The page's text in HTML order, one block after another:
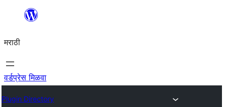
सामुग्रीवर
मराठी
वर्डप्रेस मिळवा
Plugin Directory